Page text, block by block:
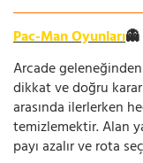
Pac-Man Oyunları👻
Arcade
dikkat ve doğru
arasında ilerlerken
temizlemektir. Alan
payı azalır ve rota